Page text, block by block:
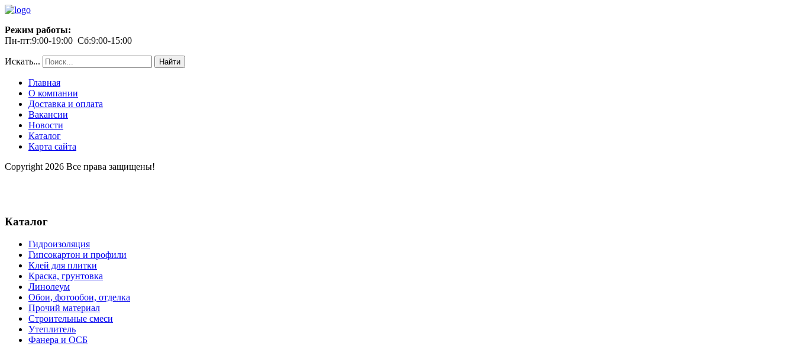
Режим работы:
Пн-пт:9:00-19:00 Сб:9:00-15:00
Искать... Найти
Главная
О компании
Доставка и оплата
Вакансии
Новости
Каталог
Карта сайта
Copyright 2026 Все права защищены!
Каталог
Гидроизоляция
Гипсокартон и профили
Клей для плитки
Краска, грунтовка
Линолеум
Обои, фотообои, отделка
Прочий материал
Строительные смеси
Утеплитель
Фанера и ОСБ